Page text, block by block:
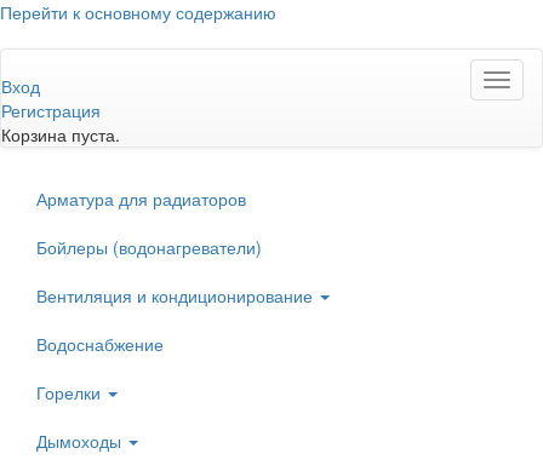
Перейти к основному содержанию
Вход
Регистрация
Корзина пуста.
Арматура для радиаторов
Бойлеры (водонагреватели)
Вентиляция и кондиционирование
Водоснабжение
Горелки
Дымоходы